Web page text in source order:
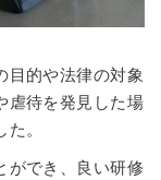
目的や法律の対象
虐待を発見した場
。
ができ、良い研修